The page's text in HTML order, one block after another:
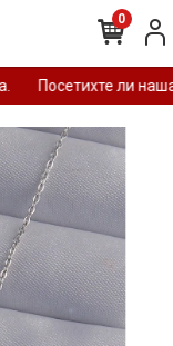
Посетихте ли
0